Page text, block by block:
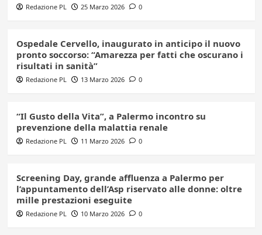
Redazione PL 25 Marzo 2026 0
Ospedale Cervello, inaugurato in anticipo il nuovo
pronto soccorso: “Amarezza per fatti che oscurano i
risultati in sanità”
Redazione PL 13 Marzo 2026 0
“Il Gusto della Vita”, a Palermo incontro su
prevenzione della malattia renale
Redazione PL 11 Marzo 2026 0
Screening Day, grande affluenza a Palermo per
l’appuntamento dell’Asp riservato alle donne: oltre
mille prestazioni eseguite
Redazione PL 10 Marzo 2026 0